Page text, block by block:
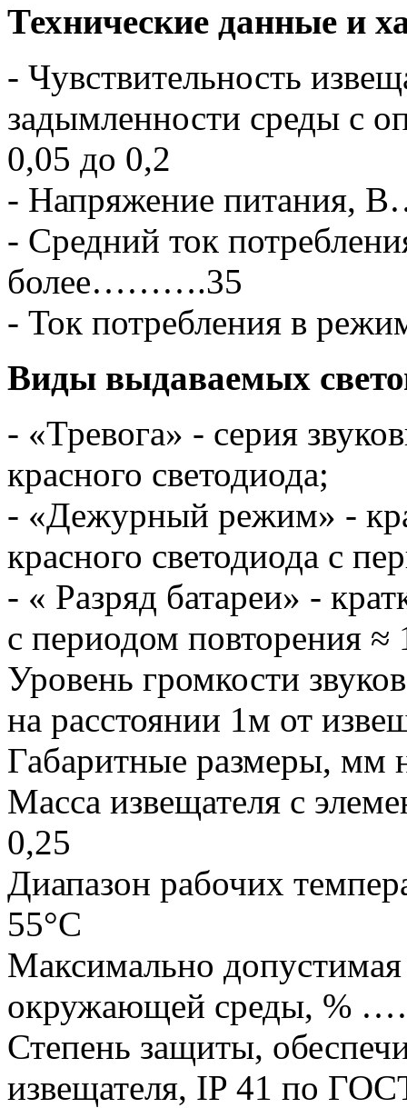
Технические данные и
- Чувствительность
задымленности среды с
0,05 до 0,2
- Напряжение питания,
- Средний ток
более……….35
- Ток потребления в
Виды выдаваемых
- «Тревога» - серия
красного светодиода;
- «Дежурный режим» -
красного светодиода с
- « Разряд батареи» -
с периодом повторения ≈
Уровень громкости
на расстоянии 1м от
Габаритные размеры,
Масса извещателя с
0,25
Диапазон рабочих
55°С
Максимально допустимая
окружающей среды, %
Степень защиты,
извещателя, IP 41 по